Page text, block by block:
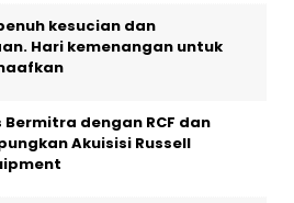
kesucian dan
Hari kemenangan untuk
Bermitra dengan RCF dan
Akuisisi Russell